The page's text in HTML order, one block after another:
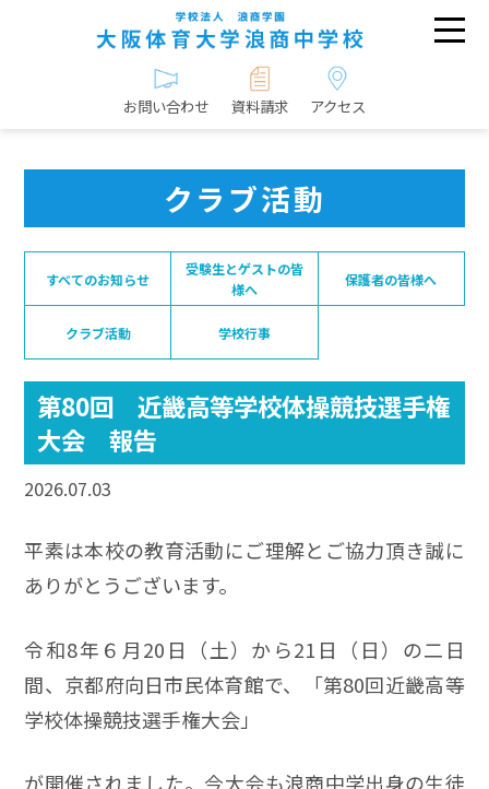
お問い合わせ 資料請求 アクセス
クラブ活動
すべてのお知らせ
受験生とゲストの皆
様へ
保護者の皆様へ
クラブ活動 学校行事
第80回 近畿高等学校体操競技選手権
大会 報告
2026.07.03
平素は本校の教育活動にご理解とご協力頂き誠に
ありがとうございます。
令和8年６月20日（土）から21日（日）の二日
間、京都府向日市民体育館で、「第80回近畿高等
学校体操競技選手権大会」
が開催されました。今大会も浪商中学出身の生徒